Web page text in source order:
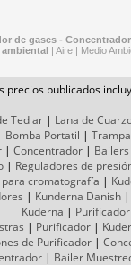
de gases -
ambiental | Aire | Medio
precios publicados
Tedlar| Lana de
Bomba Portatil |
| Concentrador| Bailers
| Reguladores de
cromatografía |
| Kunderna Danish|
Kuderna | Purificador
| Purificador|
de Purificador |
| Bailer